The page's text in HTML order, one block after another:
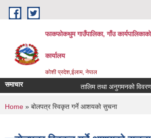
Skip to main content
फाकफोकथुम गाउँपालिका, गाँउ कार्यपालिकाको
कार्यालय
कोशी प्रदेश,ईलाम, नेपाल
समाचार तालिम तथा अनुगमनको विवरण
You are here
Home » बोलपत्र स्विकृत गर्ने आशयको सुचना